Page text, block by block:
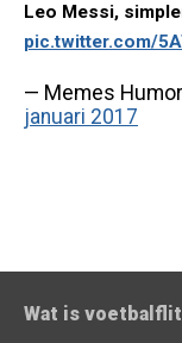
Leo Messi,
pic.twitter.com/
— Memes
januari 2017
Wat is